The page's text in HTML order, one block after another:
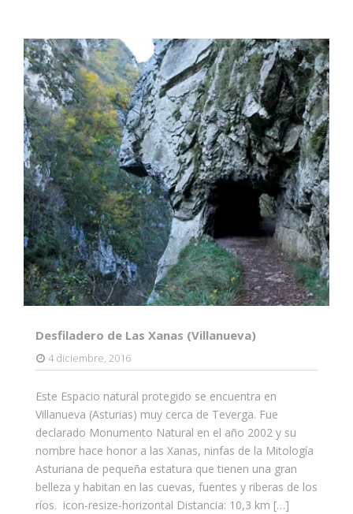
Desfiladero de Las Xanas (Villanueva)
4 diciembre, 2016
Este Espacio natural protegido se encuentra en
Villanueva (Asturias) muy cerca de Teverga. Fue
declarado Monumento Natural en el año 2002 y su
nombre hace honor a las Xanas, ninfas de la Mitología
Asturiana de pequeña estatura que tienen una gran
belleza y habitan en las cuevas, fuentes y riberas de los
ríos. icon-resize-horizontal Distancia: 10,3 km […]